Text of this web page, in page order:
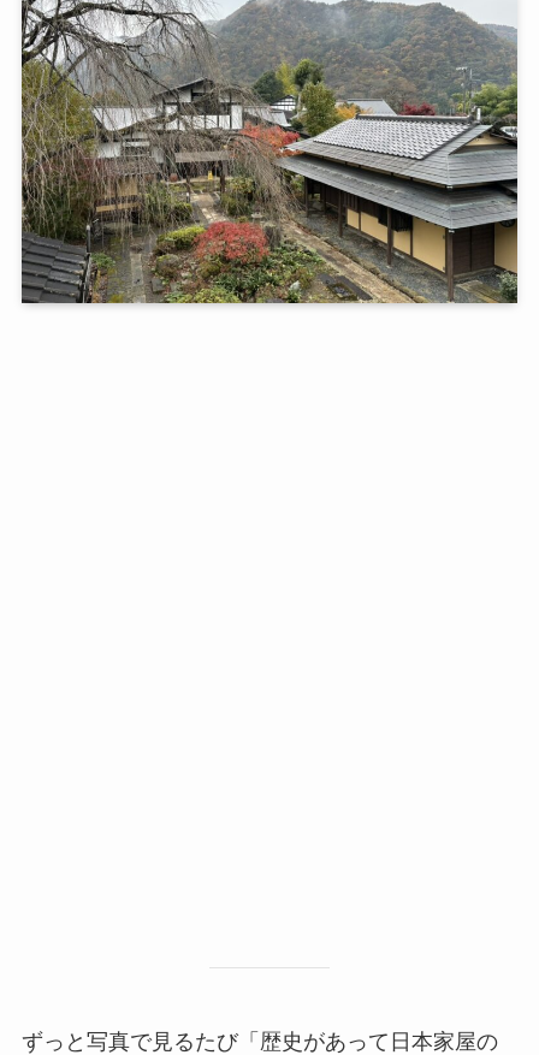
ずっと写真で見るたび「歴史があって日本家屋の